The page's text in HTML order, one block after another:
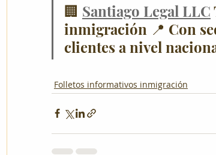
🏢 Santiago Legal LLC
inmigración 📍 Con
clientes a nivel
Folletos informativos inmigración